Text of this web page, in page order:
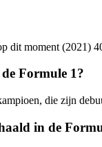
dit moment (2021)
Formule 1?
die zijn
in de